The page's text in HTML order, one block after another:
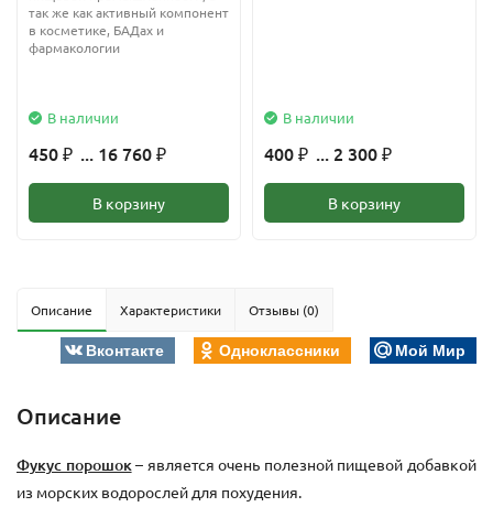
так же как активный компонент
в косметике, БАДах и
фармакологии
В наличии
450 ₽ ... 16 760 ₽
В корзину
В наличии
400 ₽ ... 2 300 ₽
В корзину
Описание Характеристики Отзывы (0)
Вконтакте Одноклассники Мой Мир
Описание
Фукус порошок– является очень полезной пищевой добавкой
из морских водорослей для похудения.